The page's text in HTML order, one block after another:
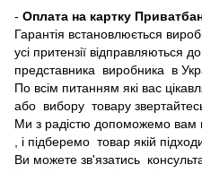
- Оплата на картку
Гарантія встановлюється
усі притензії відправляються
представника виробника в
По всім питанням які вас
або вибору товару
Ми з радістю допоможемо вам
, і підберемо товар якій
Ви можете зв'язатись